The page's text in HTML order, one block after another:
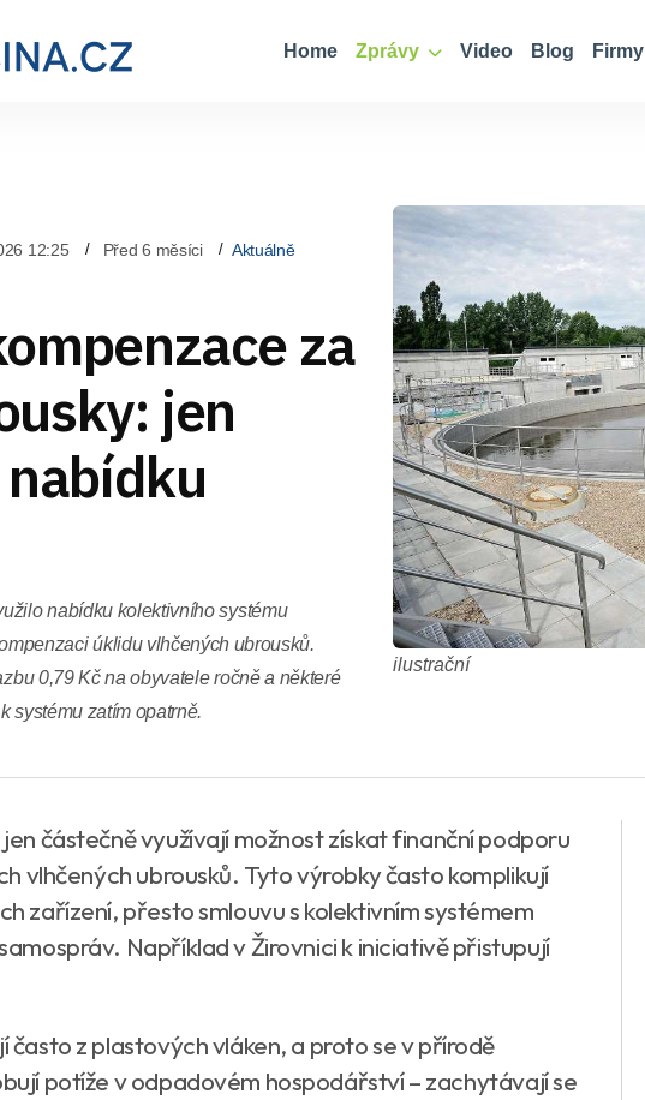
Home Zprávy Video Blog Firmy
12:25 Před 6 měsíci Aktuálně
za
jen
nabídku kolektivního systému
úklidu vlhčených ubrousků.
0,79 Kč na obyvatele ročně a některé
systému zatím opatrně.
ilustrační
částečně využívají možnost získat finanční podporu
vlhčených ubrousků. Tyto výrobky často komplikují
zařízení, přesto smlouvu s kolektivním systémem
Například v Žirovnici k iniciativě přistupují
často z plastových vláken, a proto se v přírodě
potíže v odpadovém hospodářství – zachytávají se